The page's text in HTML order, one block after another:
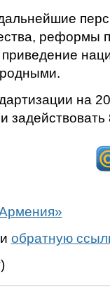
реформы
на
обратную